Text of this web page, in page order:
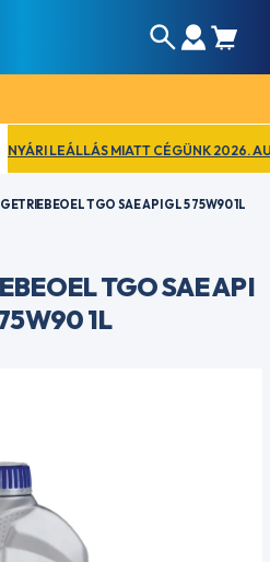
LEÁLLÁS MIATT CÉGÜNK 2026.
TGO SAE API GL 5 75W90 1L
TGO SAE API
1L